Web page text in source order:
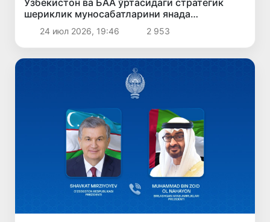
Ўзбекистон ва БАА ўртасидаги стратегик
шериклик муносабатларини янада
мустаҳкамлаш масалалари муҳокама
қилинди
24 июл 2026, 19:46 2 953